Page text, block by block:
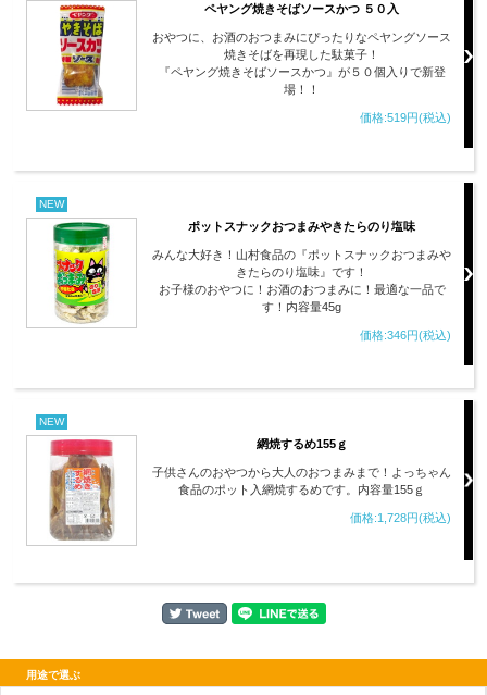
ペヤング焼きそばソースかつ ５０入
おやつに、お酒のおつまみにぴったりなペヤングソース
焼きそばを再現した駄菓子！
『ペヤング焼きそばソースかつ』が５０個入りで新登
場！！
価格:519円(税込)
NEW
ポットスナックおつまみやきたらのり塩味
みんな大好き！山村食品の『ポットスナックおつまみや
きたらのり塩味』です！
お子様のおやつに！お酒のおつまみに！最適な一品で
す！内容量45g
価格:346円(税込)
NEW
網焼するめ155ｇ
子供さんのおやつから大人のおつまみまで！よっちゃん
食品のポット入網焼するめです。内容量155ｇ
価格:1,728円(税込)
用途で選ぶ